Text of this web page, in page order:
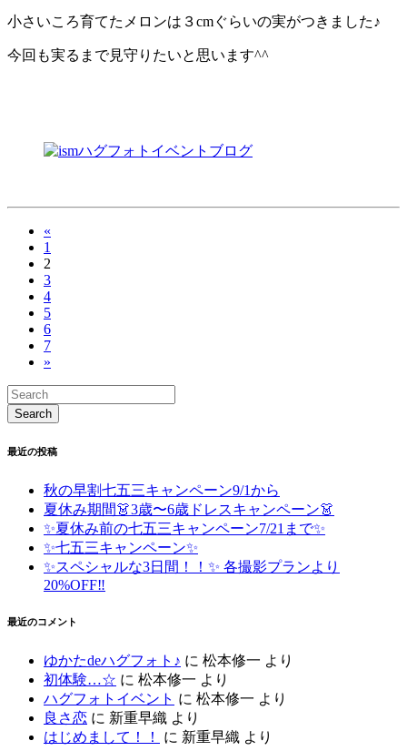
小さいころ育てたメロンは３cmぐらいの実がつきました♪
今回も実るまで見守りたいと思います^^
«
1
2
3
4
5
6
7
»
最近の投稿
秋の早割七五三キャンペーン9/1から
夏休み期間👗3歳〜6歳ドレスキャンペーン👗
✨夏休み前の七五三キャンペーン7/21まで✨
✨七五三キャンペーン✨
✨スペシャルな3日間！！✨ 各撮影プランより
20%OFF‼️
最近のコメント
ゆかたdeハグフォト♪ に 松本修一 より
初体験…☆ に 松本修一 より
ハグフォトイベント に 松本修一 より
良さ恋 に 新重早織 より
はじめまして！！
に 新重早織 より